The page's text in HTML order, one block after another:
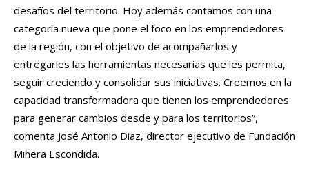
desafíos del territorio. Hoy además contamos con una
categoría nueva que pone el foco en los emprendedores
de la región, con el objetivo de acompañarlos y
entregarles las herramientas necesarias que les permita,
seguir creciendo y consolidar sus iniciativas. Creemos en la
capacidad transformadora que tienen los emprendedores
para generar cambios desde y para los territorios”,
comenta José Antonio Diaz, director ejecutivo de Fundación
Minera Escondida.